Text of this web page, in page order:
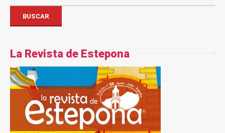
por:
BUSCAR
La Revista de Estepona